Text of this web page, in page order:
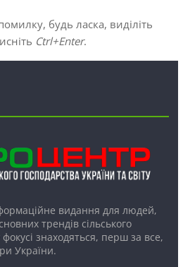
будь ласка, виділіть
Ctrl+Enter.
видання для людей,
трендів сільського
знаходяться, перш за все,
України.